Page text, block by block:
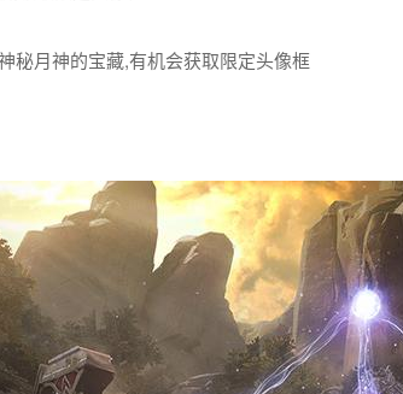
限时活动】
取限定动态头像框,永久坐骑,海量金币
抽取限定永久时装】